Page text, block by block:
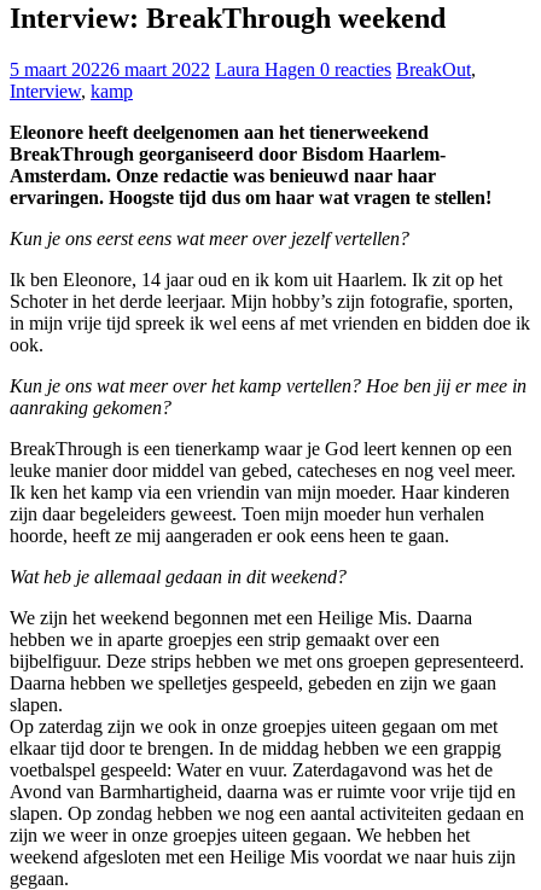
Interview: BreakThrough weekend
5 maart 20226 maart 2022 Laura Hagen 0 reacties BreakOut,
Interview, kamp
Eleonore heeft deelgenomen aan het tienerweekend
BreakThrough georganiseerd door Bisdom Haarlem-
Amsterdam. Onze redactie was benieuwd naar haar
ervaringen. Hoogste tijd dus om haar wat vragen te stellen!
Kun je ons eerst eens wat meer over jezelf vertellen?
Ik ben Eleonore, 14 jaar oud en ik kom uit Haarlem. Ik zit op het
Schoter in het derde leerjaar. Mijn hobby’s zijn fotografie, sporten,
in mijn vrije tijd spreek ik wel eens af met vrienden en bidden doe ik
ook.
Kun je ons wat meer over het kamp vertellen? Hoe ben jij er mee in
aanraking gekomen?
BreakThrough is een tienerkamp waar je God leert kennen op een
leuke manier door middel van gebed, catecheses en nog veel meer.
Ik ken het kamp via een vriendin van mijn moeder. Haar kinderen
zijn daar begeleiders geweest. Toen mijn moeder hun verhalen
hoorde, heeft ze mij aangeraden er ook eens heen te gaan.
Wat heb je allemaal gedaan in dit weekend?
We zijn het weekend begonnen met een Heilige Mis. Daarna
hebben we in aparte groepjes een strip gemaakt over een
bijbelfiguur. Deze strips hebben we met ons groepen gepresenteerd.
Daarna hebben we spelletjes gespeeld, gebeden en zijn we gaan
slapen.
Op zaterdag zijn we ook in onze groepjes uiteen gegaan om met
elkaar tijd door te brengen. In de middag hebben we een grappig
voetbalspel gespeeld: Water en vuur. Zaterdagavond was het de
Avond van Barmhartigheid, daarna was er ruimte voor vrije tijd en
slapen. Op zondag hebben we nog een aantal activiteiten gedaan en
zijn we weer in onze groepjes uiteen gegaan. We hebben het
weekend afgesloten met een Heilige Mis voordat we naar huis zijn
gegaan.